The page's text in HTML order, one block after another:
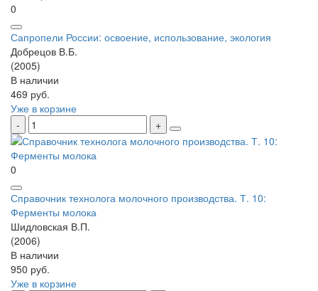
0
Сапропели России: освоение, использование, экология
Добрецов В.Б.
(2005)
В наличии
469 руб.
Уже в корзине
0
Справочник технолога молочного производства. Т. 10:
Ферменты молока
Шидловская В.П.
(2006)
В наличии
950 руб.
Уже в корзине